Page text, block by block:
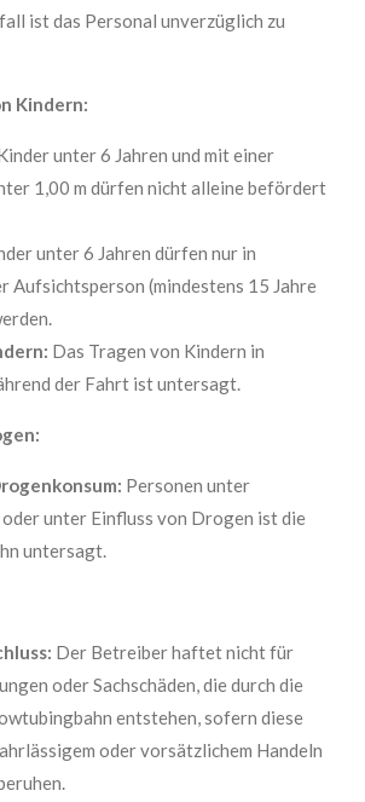
ist das Personal unverzüglich zu
Kindern:
unter 6 Jahren und mit einer
1,00 m dürfen nicht alleine befördert
unter 6 Jahren dürfen nur in
Aufsichtsperson (mindestens 15 Jahre
Das Tragen von Kindern in
der Fahrt ist untersagt.
Personen unter
unter Einfluss von Drogen ist die
untersagt.
Der Betreiber haftet nicht für
oder Sachschäden, die durch die
entstehen, sofern diese
oder vorsätzlichem Handeln